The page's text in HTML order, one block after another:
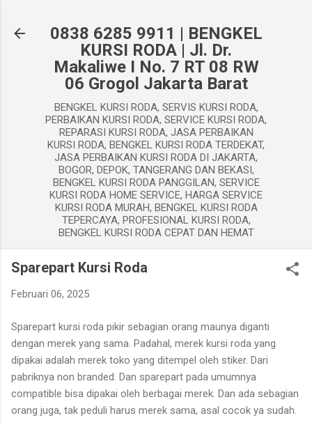
0838 6285 9911 | BENGKEL
KURSI RODA | Jl. Dr.
Makaliwe I No. 7 RT 08 RW
06 Grogol Jakarta Barat
BENGKEL KURSI RODA, SERVIS KURSI RODA,
PERBAIKAN KURSI RODA, SERVICE KURSI RODA,
REPARASI KURSI RODA, JASA PERBAIKAN
KURSI RODA, BENGKEL KURSI RODA TERDEKAT,
JASA PERBAIKAN KURSI RODA DI JAKARTA,
BOGOR, DEPOK, TANGERANG DAN BEKASI,
BENGKEL KURSI RODA PANGGILAN, SERVICE
KURSI RODA HOME SERVICE, HARGA SERVICE
KURSI RODA MURAH, BENGKEL KURSI RODA
TEPERCAYA, PROFESIONAL KURSI RODA,
BENGKEL KURSI RODA CEPAT DAN HEMAT
Sparepart Kursi Roda
Februari 06, 2025
Sparepart kursi roda pikir sebagian orang maunya diganti
dengan merek yang sama. Padahal, merek kursi roda yang
dipakai adalah merek toko yang ditempel oleh stiker. Dari
pabriknya non branded. Dan sparepart pada umumnya
compatible bisa dipakai oleh berbagai merek. Dan ada sebagian
orang juga, tak peduli harus merek sama, asal cocok ya sudah.